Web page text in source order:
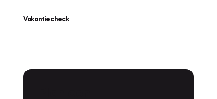
Vakantiecheck